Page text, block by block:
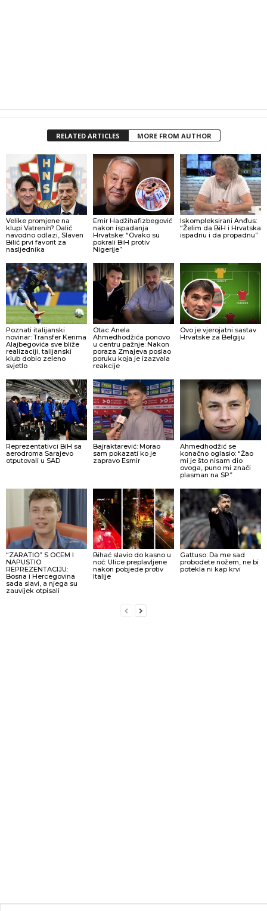
RELATED ARTICLES MORE FROM AUTHOR
Velike promjene na
klupi Vatrenih? Dalić
navodno odlazi, Slaven
Bilić prvi favorit za
nasljednika
Emir Hadžihafizbegović
nakon ispadanja
Hrvatske: “Ovako su
pokrali BiH protiv
Nigerije”
Iskompleksirani Anđus:
“Želim da BiH i Hrvatska
ispadnu i da propadnu”
Poznati italijanski
novinar: Transfer Kerima
Alajbegovića sve bliže
realizaciji, talijanski
klub dobio zeleno
svjetlo
Otac Anela
Ahmedhodžića ponovo
u centru pažnje: Nakon
poraza Zmajeva poslao
poruku koja je izazvala
reakcije
Ovo je vjerojatni sastav
Hrvatske za Belgiju
Reprezentativci BiH sa
aerodroma Sarajevo
otputovali u SAD
Bajraktarević: Morao
sam pokazati ko je
zapravo Esmir
Ahmedhodžić se
konačno oglasio: “Žao
mi je što nisam dio
ovoga, puno mi znači
plasman na SP”
“ZARATIO” S OCEM I
NAPUSTIO
REPREZENTACIJU:
Bosna i Hercegovina
sada slavi, a njega su
zauvijek otpisali
Bihać slavio do kasno u
noć: Ulice preplavljene
nakon pobjede protiv
Italije
Gattuso: Da me sad
probodete nožem, ne bi
potekla ni kap krvi